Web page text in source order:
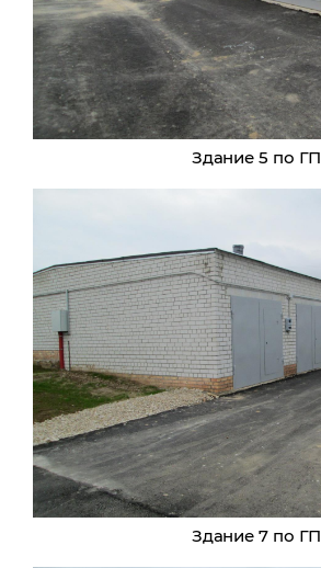
Здание 5 по ГП
Здание 7 по ГП